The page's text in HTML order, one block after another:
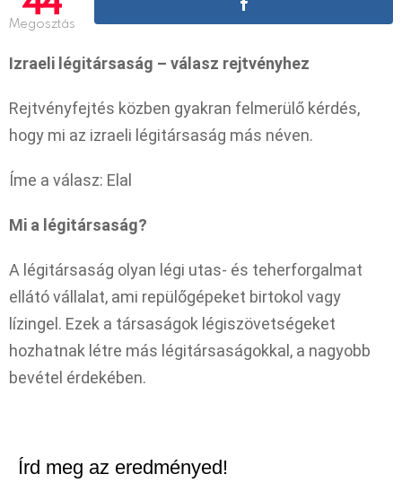
Megosztás
Izraeli légitársaság – válasz rejtvényhez
Rejtvényfejtés közben gyakran felmerülő kérdés,
hogy mi az izraeli légitársaság más néven.
Íme a válasz: Elal
Mi a légitársaság?
A légitársaság olyan légi utas- és teherforgalmat
ellátó vállalat, ami repülőgépeket birtokol vagy
lízingel. Ezek a társaságok légiszövetségeket
hozhatnak létre más légitársaságokkal, a nagyobb
bevétel érdekében.
Írd meg az eredményed!